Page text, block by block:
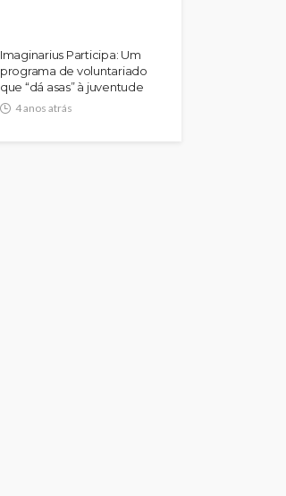
Imaginarius Participa: Um
programa de voluntariado
que “dá asas” à juventude
4 anos atrás